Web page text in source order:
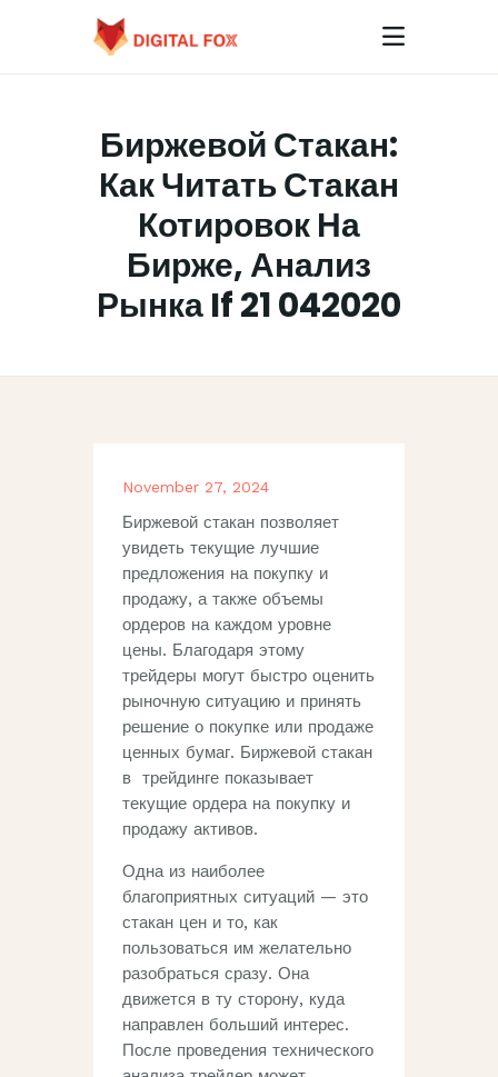
Биржевой Стакан:
Как Читать Стакан
Котировок На
Бирже, Анализ
Рынка If 21 042020
HOME
ABOUT
CONTACTS
November 27, 2024
Биржевой стакан позволяет
увидеть текущие лучшие
предложения на покупку и
продажу, а также объемы
ордеров на каждом уровне
цены. Благодаря этому
трейдеры могут быстро оценить
рыночную ситуацию и принять
решение о покупке или продаже
ценных бумаг. Биржевой стакан
в трейдинге показывает
текущие ордера на покупку и
продажу активов.
Одна из наиболее
благоприятных ситуаций — это
стакан цен и то, как
пользоваться им желательно
разобраться сразу. Она
движется в ту сторону, куда
направлен больший интерес.
После проведения технического